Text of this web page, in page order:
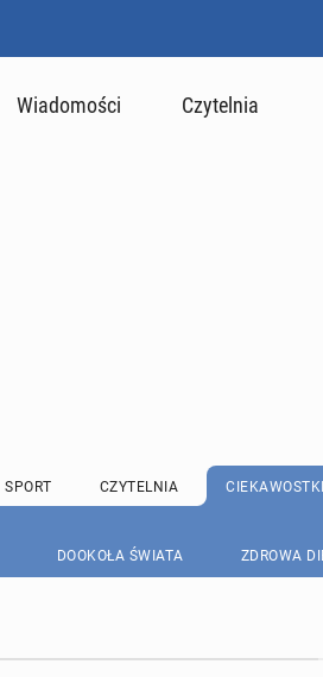
Wiadomości Czytelnia
SPORT CZYTELNIA CIEKAWOSTKI
DOOKOŁA ŚWIATA ZDROWA